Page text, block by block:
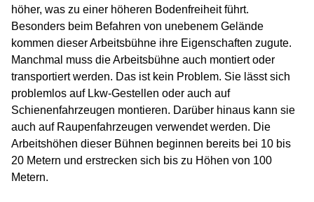
höher, was zu einer höheren Bodenfreiheit führt.
Besonders beim Befahren von unebenem Gelände
kommen dieser Arbeitsbühne ihre Eigenschaften zugute.
Manchmal muss die Arbeitsbühne auch montiert oder
transportiert werden. Das ist kein Problem. Sie lässt sich
problemlos auf Lkw-Gestellen oder auch auf
Schienenfahrzeugen montieren. Darüber hinaus kann sie
auch auf Raupenfahrzeugen verwendet werden. Die
Arbeitshöhen dieser Bühnen beginnen bereits bei 10 bis
20 Metern und erstrecken sich bis zu Höhen von 100
Metern.